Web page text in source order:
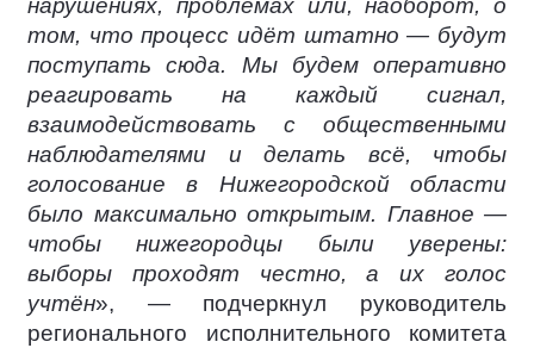
том, что процесс идёт штатно — будут
поступать сюда. Мы будем оперативно
реагировать на каждый сигнал,
взаимодействовать с общественными
наблюдателями и делать всё, чтобы
голосование в Нижегородской области
было максимально открытым. Главное —
чтобы нижегородцы были уверены:
выборы проходят честно, а их голос
учтён», — подчеркнул руководитель
регионального исполнительного комитета